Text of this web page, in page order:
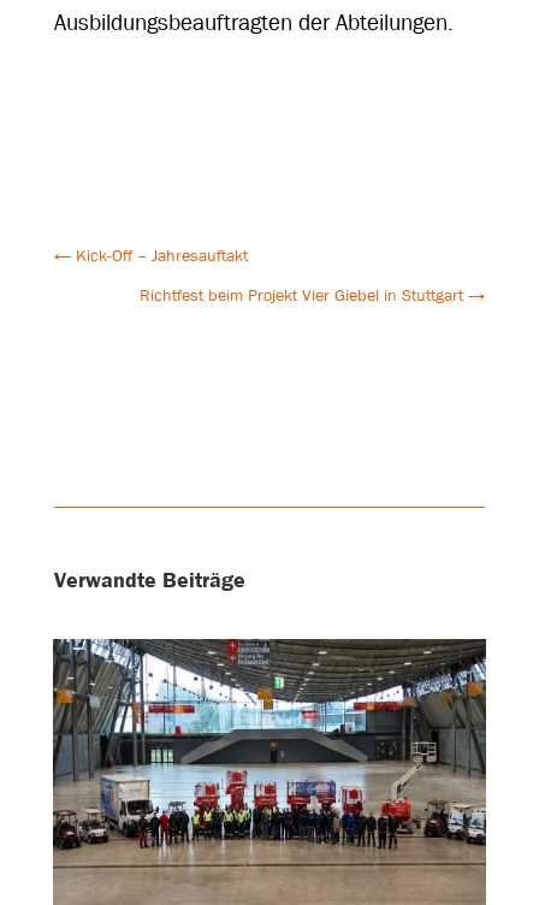
Ausbildungsbeauftragten der Abteilungen.
← Kick-Off – Jahresauftakt
Richtfest beim Projekt Vier Giebel in Stuttgart →
Verwandte Beiträge